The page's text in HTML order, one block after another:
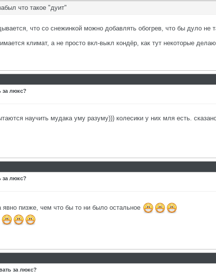
что такое "дуит"
что со снежинкой можно добавлять обогрев, что бы дуло не
климат, а не просто вкл-выкл кондёр, как тут некоторые
за люкс?
научить мудака уму разуму))) колесики у них мля есть.
за люкс?
явно пизже, чем что бы то ни было остальное
за люкс?